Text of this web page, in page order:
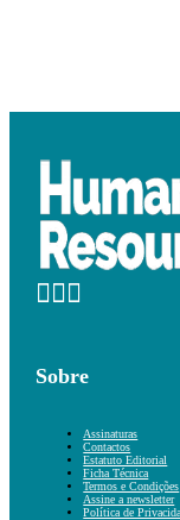
Sobre
Assinaturas
Contactos
Estatuto Editorial
Ficha Técnica
Termos e Condições
Assine a newsletter
Política de